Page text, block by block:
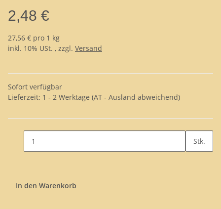
2,48 €
27,56 € pro 1 kg
inkl. 10% USt. , zzgl. Versand
Sofort verfügbar
Lieferzeit: 1 - 2 Werktage (AT - Ausland abweichend)
Stk.
In den Warenkorb